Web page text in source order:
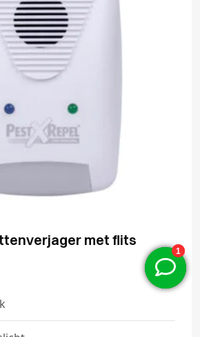
met flits